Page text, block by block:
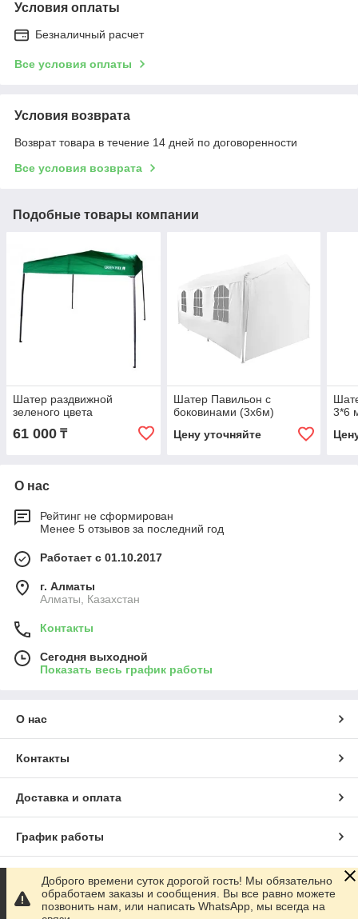
Условия оплаты
Безналичный расчет
Все условия оплаты
Условия возврата
Возврат товара в течение 14 дней по договоренности
Все условия возврата
Подобные товары компании
Шатер раздвижной
зеленого цвета
61 000 ₸
Шатер Павильон с
боковинами (3х6м)
Цену уточняйте
3*6
О нас
Рейтинг не сформирован
Менее 5 отзывов за последний год
Работает с 01.10.2017
г. Алматы
Алматы, Казахстан
Контакты
Сегодня выходной
Показать весь график работы
О нас
Контакты
Доставка и оплата
График работы
Полная версия сайта
Сайт создан на маркетплейсе
Доброго времени суток дорогой гость! Мы обязательно
обработаем заказы и сообщения. Вы все равно можете
позвонить нам, или написать WhatsApp, мы всегда на